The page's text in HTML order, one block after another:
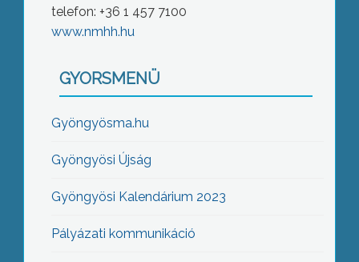
telefon: +36 1 457 7100
www.nmhh.hu
GYORSMENÜ
Gyöngyösma.hu
Gyöngyösi Újság
Gyöngyösi Kalendárium 2023
Pályázati kommunikáció